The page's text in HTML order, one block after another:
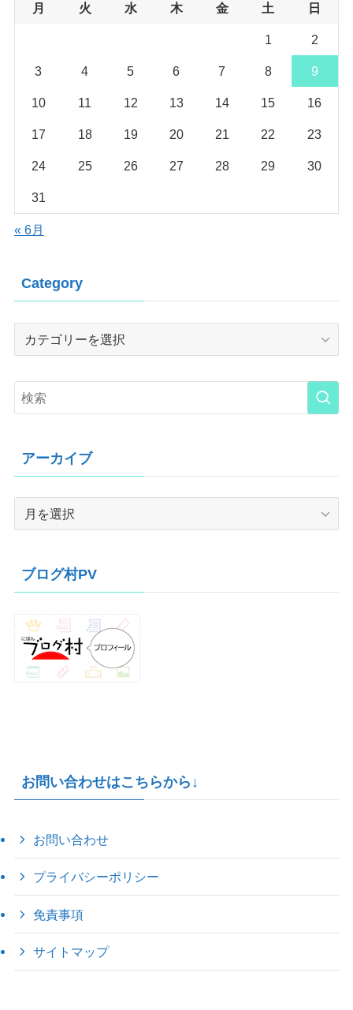
月 火 水 木 金 土 日
1 2
3 4 5 6 7 8 9
10 11 12 13 14 15 16
17 18 19 20 21 22 23
24 25 26 27 28 29 30
31
« 6月
Category
Category
アーカイブ
ブ
ブログ村PV
お問い合わせはこちらから↓
お問い合わせ
プライバシーポリシー
免責事項
サイトマップ